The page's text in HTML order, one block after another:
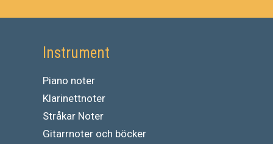
Instrument
Piano noter
Klarinettnoter
Stråkar Noter
Gitarrnoter och böcker